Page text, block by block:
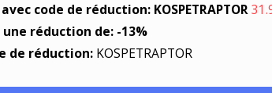
code de réduction: KOSPETRAPTOR
une réduction de: -13%
de réduction: KOSPETRAPTOR